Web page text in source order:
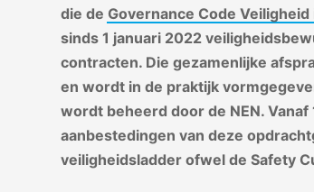
die de Governance Code
sinds 1 januari 2022
contracten. Die gezamenlijke
en wordt in de praktijk
wordt beheerd door de NEN.
aanbestedingen van deze
veiligheidsladder ofwel de Safety